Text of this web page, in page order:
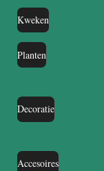
Kweken
Planten
Decoratie
Accesoires